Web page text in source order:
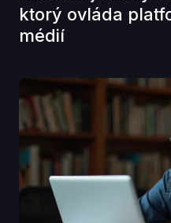
ktorý ovláda
médií